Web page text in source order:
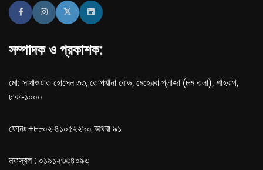
সম্পাদক ও প্রকাশক:
মো: সাখাওয়াত হোসেন ৩৩, তোপখানা রোড, মেহেরবা প্লাজা (৮ম তলা), শাহবাগ,
ঢাকা-১০০০
ফোনঃ +৮৮০২-৪১০৫২২৯০ অথবা ৯১
মফস্বল : ০১৯১২৩৩৪০৯৩